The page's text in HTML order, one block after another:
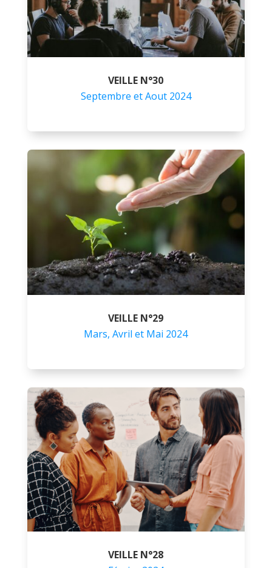
VEILLE N°30
Septembre et Aout 2024
VEILLE N°29
Mars, Avril et Mai 2024
VEILLE N°28